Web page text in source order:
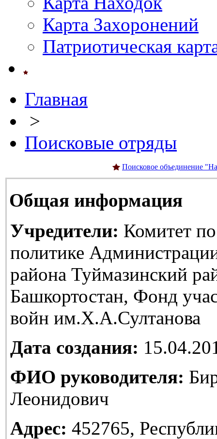
Карта Захоронений
Патриотическая
Главная
>
Поисковые отряды
Поисковое объединение
Общая информация
Учредители: Комитет
политике
района Туймазинский
Башкортостан, Фонд
войн им.Х.А.Султанова
Дата создания:
ФИО руководителя:
Леонидович
Адрес: 452765,